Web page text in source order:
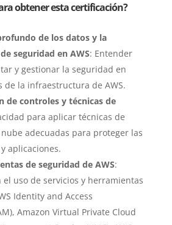
obtener esta certificación?
de los datos y la
seguridad en AWS: Entender
y gestionar la seguridad en
de la infraestructura de AWS.
de controles y técnicas de
para aplicar técnicas de
adecuadas para proteger las
aplicaciones.
de seguridad de AWS:
el uso de servicios y herramientas
Identity and Access
Amazon Virtual Private Cloud